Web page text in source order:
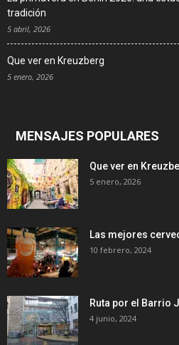
tradición
5 abril, 2026
Que ver en Kreuzberg
5 enero, 2026
MENSAJES POPULARES
Que ver en
5 enero, 2026
Las mejores
10 febrero, 2024
Ruta por el Barrio
4 junio, 2024